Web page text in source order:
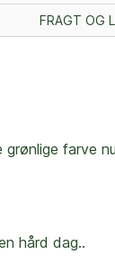
FRAGT OG
farve
hård dag..